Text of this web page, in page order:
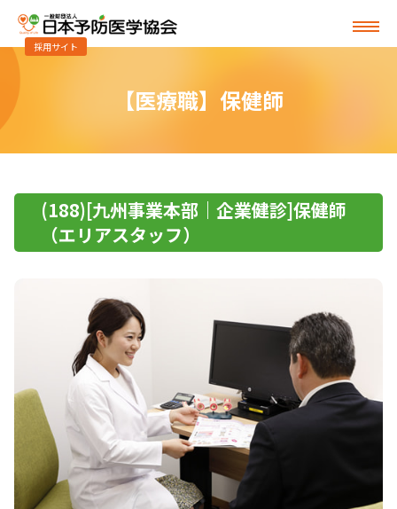
採用サイト
【医療職】保健師
(188)[九州事業本部｜企業健診]保健師
（エリアスタッフ）